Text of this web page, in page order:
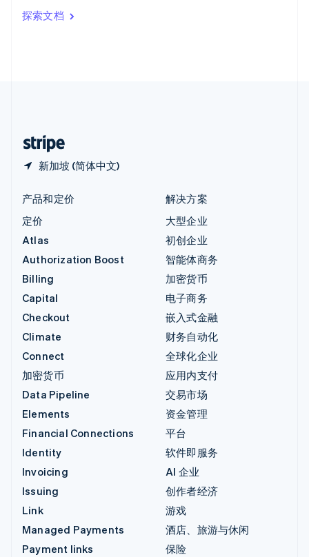
探索文档
新加坡 (简体中文)
印度
English
产品和定价
定价
Atlas
Authorization Boost
Billing
Capital
Checkout
Climate
Connect
加密货币
Data Pipeline
Elements
Financial Connections
Identity
Invoicing
Issuing
Link
Managed Payments
Payment links
解决方案
大型企业
初创企业
智能体商务
加密货币
电子商务
嵌入式金融
财务自动化
全球化企业
应用内支付
交易市场
资金管理
平台
软件即服务
AI 企业
创作者经济
游戏
酒店、旅游与休闲
保险